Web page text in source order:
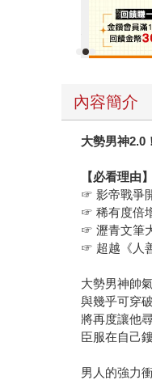
內容簡介
大勢男神2.0
【必看理由】
☞ 影帝戰爭
☞ 稀有度倍
☞ 瀝青文筆
☞ 超越《人
大勢男神帥
與幾乎可穿
將再度讓他
臣服在自己
男人的強力